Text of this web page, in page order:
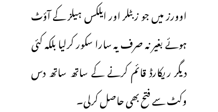
اوورز میں جو زبٹلر اور ایلکس ہیلز کے آؤٹ
ہوئے بغیر نہ صرف یہ سارا سکور کرلیا بلکہ کئی
دیگر ریکارڈ قائم کرنے کے ساتھ ساتھ دس
وکٹ سے فتح بھی حاصل کرلی۔